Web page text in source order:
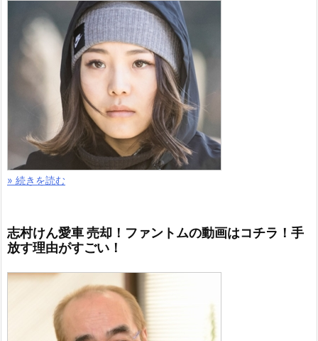
» 続きを読む
志村けん愛車 売却！ファントムの動画はコチラ！手
放す理由がすごい！